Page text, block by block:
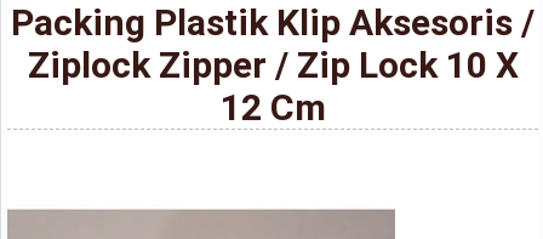
Packing Plastik Klip Aksesoris /
Ziplock Zipper / Zip Lock 10 X
12 Cm